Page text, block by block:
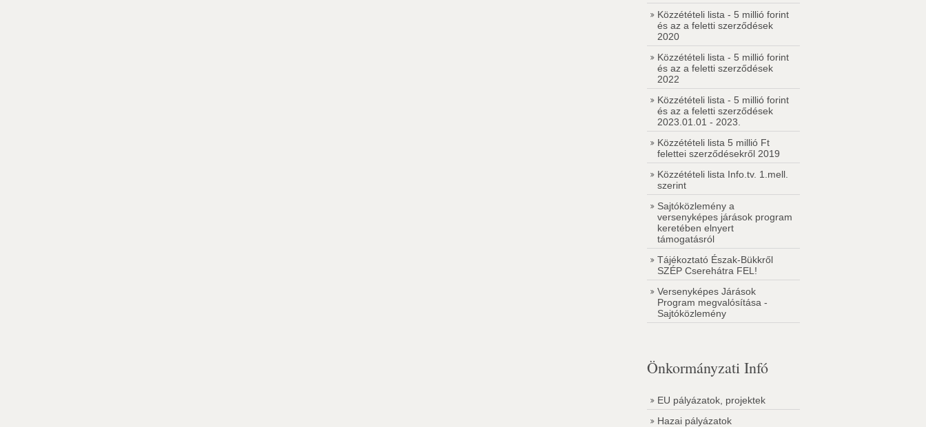
Közzétételi lista - 5 millió forint
és az a feletti szerződések
2020
Közzétételi lista - 5 millió forint
és az a feletti szerződések
2022
Közzétételi lista - 5 millió forint
és az a feletti szerződések
2023.01.01 - 2023.
Közzétételi lista 5 millió Ft
felettei szerződésekről 2019
Közzétételi lista Info.tv. 1.mell.
szerint
Sajtóközlemény a
versenyképes járások program
keretében elnyert
támogatásról
Tájékoztató Észak-Bükkről
SZÉP Cserehátra FEL!
Versenyképes Járások
Program megvalósítása -
Sajtóközlemény
Önkormányzati Infó
EU pályázatok, projektek
Hazai pályázatok